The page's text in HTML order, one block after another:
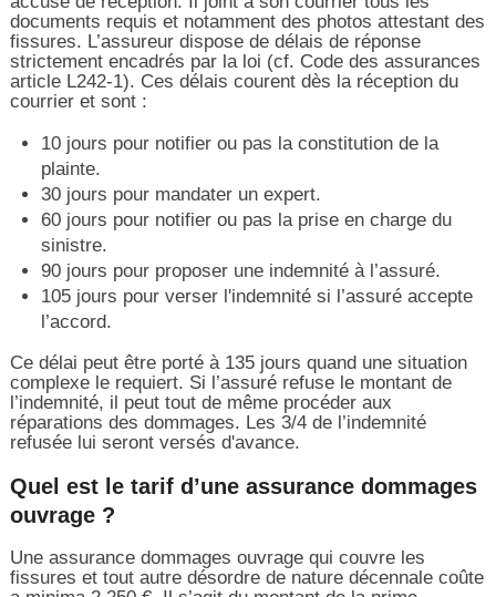
documents requis et notamment des photos attestant des
fissures. L’assureur dispose de délais de réponse
strictement encadrés par la loi (cf. Code des assurances
article L242-1). Ces délais courent dès la réception du
courrier et sont :
10 jours pour notifier ou pas la constitution de la
plainte.
30 jours pour mandater un expert.
60 jours pour notifier ou pas la prise en charge du
sinistre.
90 jours pour proposer une indemnité à l’assuré.
105 jours pour verser l'indemnité si l’assuré accepte
l’accord.
Ce délai peut être porté à 135 jours quand une situation
complexe le requiert. Si l’assuré refuse le montant de
l’indemnité, il peut tout de même procéder aux
réparations des dommages. Les 3/4 de l’indemnité
refusée lui seront versés d'avance.
Quel est le tarif d’une assurance dommages
ouvrage ?
Une assurance dommages ouvrage qui couvre les
fissures et tout autre désordre de nature décennale coûte